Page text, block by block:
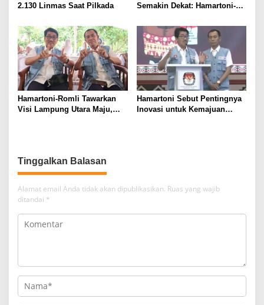
2.130 Linmas Saat Pilkada
Semakin Dekat: Hamartoni-
Kasih dan Harapan
Hamartoni-Romli Tawarkan
Visi Lampung Utara Maju,
Hamartoni Sebut Pentingnya
Inovasi untuk Kemajuan
Tinggalkan Balasan
Alamat email Anda tidak akan dipublikasikan. Ruas yang wajib
ditandai *